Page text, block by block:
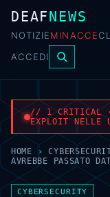
DEAFNEWS
NOTIZIEMINACCE
ACCEDI
// 1 CRITICAL
EXPLOIT NELLE
HOME ›
AVREBBE PASSATO
CYBERSECURITY